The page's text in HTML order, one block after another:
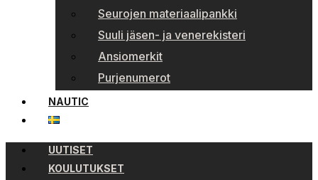
Seurojen materiaalipankki
Suuli jäsen- ja venerekisteri
Ansiomerkit
Purjenumerot
NAUTIC
UUTISET
KOULUTUKSET